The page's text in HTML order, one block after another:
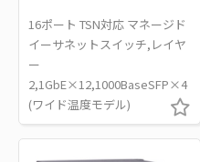
16ポート TSN対応 マネージド
イーサネットスイッチ,レイヤ
ー
2,1GbE×12,1000BaseSFP×4
(ワイド温度モデル)